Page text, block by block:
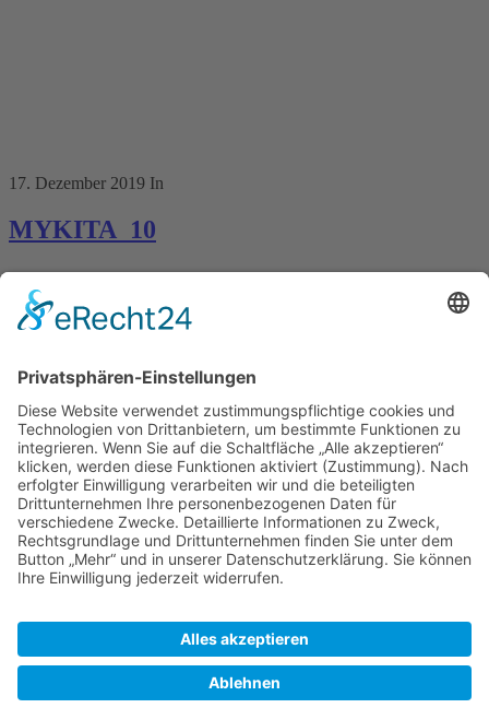
17. Dezember 2019 In
MYKITA_10
Kontakt
Königstraße 28
70173 Stuttgart
T: 0711 29 39 20
kontakt@kaestner-stuttgart.de
Unsere Öffnungszeiten
Montag bis Samstag:
10:00 Uhr – 19:00 Uhr
Pflichtangaben
Impressum
Datenschutzerklärung
Kontakt